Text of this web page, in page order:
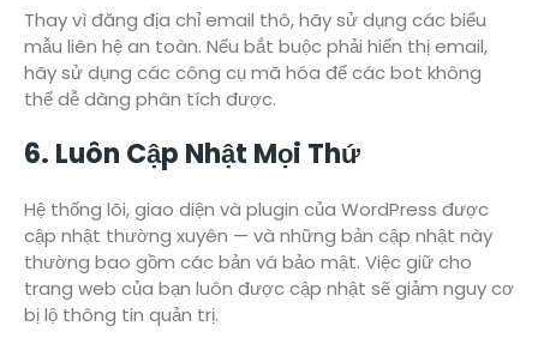
Thay vì đăng địa chỉ email thô, hãy sử dụng các biểu
mẫu liên hệ an toàn. Nếu bắt buộc phải hiển thị email,
hãy sử dụng các công cụ mã hóa để các bot không
thể dễ dàng phân tích được.
6. Luôn Cập Nhật Mọi Thứ
Hệ thống lõi, giao diện và plugin của WordPress được
cập nhật thường xuyên — và những bản cập nhật này
thường bao gồm các bản vá bảo mật. Việc giữ cho
trang web của bạn luôn được cập nhật sẽ giảm nguy cơ
bị lộ thông tin quản trị.